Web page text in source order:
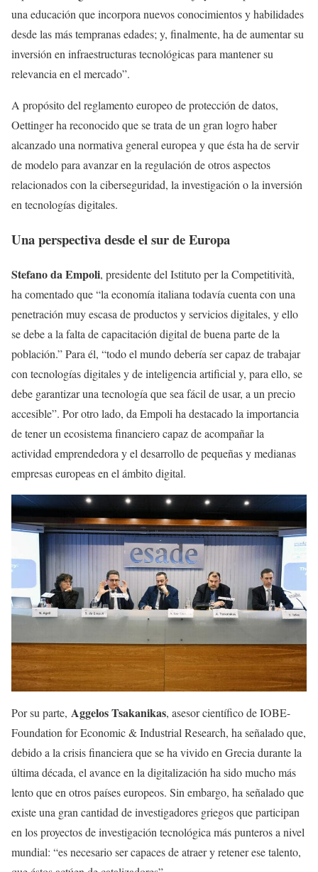
una educación que incorpora nuevos conocimientos y habilidades
desde las más tempranas edades; y, finalmente, ha de aumentar su
inversión en infraestructuras tecnológicas para mantener su
relevancia en el mercado”.
A propósito del reglamento europeo de protección de datos,
Oettinger ha reconocido que se trata de un gran logro haber
alcanzado una normativa general europea y que ésta ha de servir
de modelo para avanzar en la regulación de otros aspectos
relacionados con la ciberseguridad, la investigación o la inversión
en tecnologías digitales.
Una perspectiva desde el sur de Europa
Stefano da Empoli, presidente del Istituto per la Competitività,
ha comentado que “la economía italiana todavía cuenta con una
penetración muy escasa de productos y servicios digitales, y ello
se debe a la falta de capacitación digital de buena parte de la
población.” Para él, “todo el mundo debería ser capaz de trabajar
con tecnologías digitales y de inteligencia artificial y, para ello, se
debe garantizar una tecnología que sea fácil de usar, a un precio
accesible”. Por otro lado, da Empoli ha destacado la importancia
de tener un ecosistema financiero capaz de acompañar la
actividad emprendedora y el desarrollo de pequeñas y medianas
empresas europeas en el ámbito digital.
Por su parte, Aggelos Tsakanikas, asesor científico de IOBE-
Foundation for Economic & Industrial Research, ha señalado que,
debido a la crisis financiera que se ha vivido en Grecia durante la
última década, el avance en la digitalización ha sido mucho más
lento que en otros países europeos. Sin embargo, ha señalado que
existe una gran cantidad de investigadores griegos que participan
en los proyectos de investigación tecnológica más punteros a nivel
mundial: “es necesario ser capaces de atraer y retener ese talento,